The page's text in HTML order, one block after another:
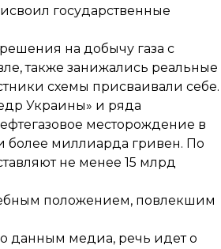
государственные
на добычу газа с
также занижались реальные
схемы присваивали себе.
Украины» и ряда
месторождение в
более миллиарда гривен. По
не менее 15 млрд
положением, повлекшим
данным медиа, речь идет о